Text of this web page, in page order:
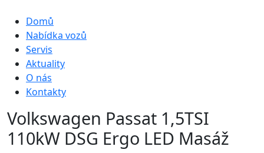
Hlavní navigace
Domů
Nabídka vozů
Servis
Aktuality
O nás
Kontakty
Volkswagen Passat 1,5TSI
110kW DSG Ergo LED Masáž